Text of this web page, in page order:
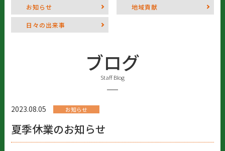
お知らせ 地域貢献
日々の出来事
ブログ
Staff Blog
2023.08.05 お知らせ
夏季休業のお知らせ